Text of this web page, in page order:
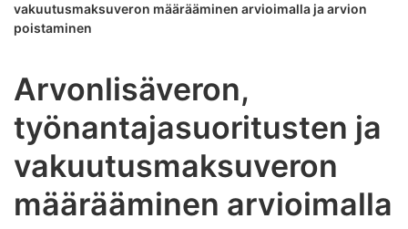
vakuutusmaksuveron määrääminen arvioimalla ja arvion
poistaminen
Arvonlisäveron,
työnantajasuoritusten ja
vakuutusmaksuveron
määrääminen arvioimalla